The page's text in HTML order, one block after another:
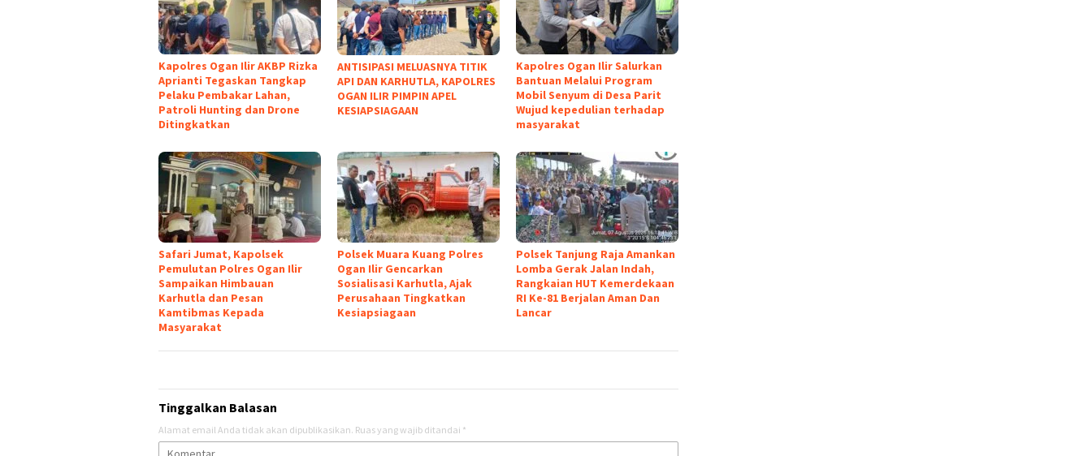
Kapolres Ogan Ilir AKBP Rizka
Aprianti Tegaskan Tangkap
Pelaku Pembakar Lahan,
Patroli Hunting dan Drone
Ditingkatkan
ANTISIPASI MELUASNYA TITIK
API DAN KARHUTLA, KAPOLRES
OGAN ILIR PIMPIN APEL
KESIAPSIAGAAN
Kapolres Ogan Ilir Salurkan
Bantuan Melalui Program
Mobil Senyum di Desa Parit
Wujud kepedulian terhadap
masyarakat
Safari Jumat, Kapolsek
Pemulutan Polres Ogan Ilir
Sampaikan Himbauan
Karhutla dan Pesan
Kamtibmas Kepada
Masyarakat
Polsek Muara Kuang Polres
Ogan Ilir Gencarkan
Sosialisasi Karhutla, Ajak
Perusahaan Tingkatkan
Kesiapsiagaan
Polsek Tanjung Raja Amankan
Lomba Gerak Jalan Indah,
Rangkaian HUT Kemerdekaan
RI Ke-81 Berjalan Aman Dan
Lancar
Tinggalkan Balasan
Alamat email Anda tidak akan dipublikasikan. Ruas yang wajib ditandai *